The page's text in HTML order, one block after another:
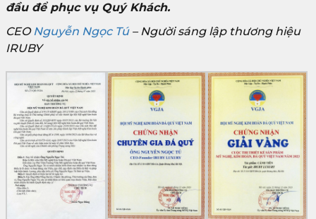
đầu để phục vụ Quý Khách.
CEONguyễn Ngọc Tú– Người sáng lập thương hiệu
IRUBY